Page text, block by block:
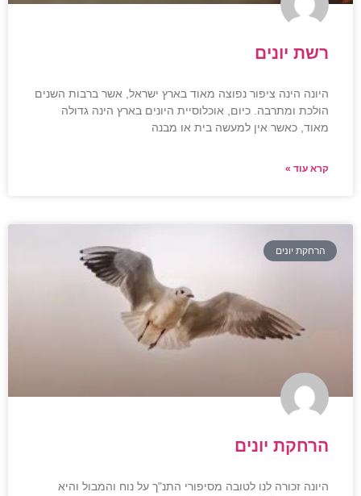
רשת יונים
היונה הינה ציפור נפוצה מאוד בארץ ישראל, אשר ברבות השנים
הולכת ומתרבה. כיום, אוכלוסיית היונים בארץ הינה גדולה
מאוד, כאשר אין למעשה בית או מבנה
קרא עוד »
הרחקת יונים
הרחקת יונים
היונה זכורה לנו לטובה מסיפורי התנ"ך על נוח והמבול והיא